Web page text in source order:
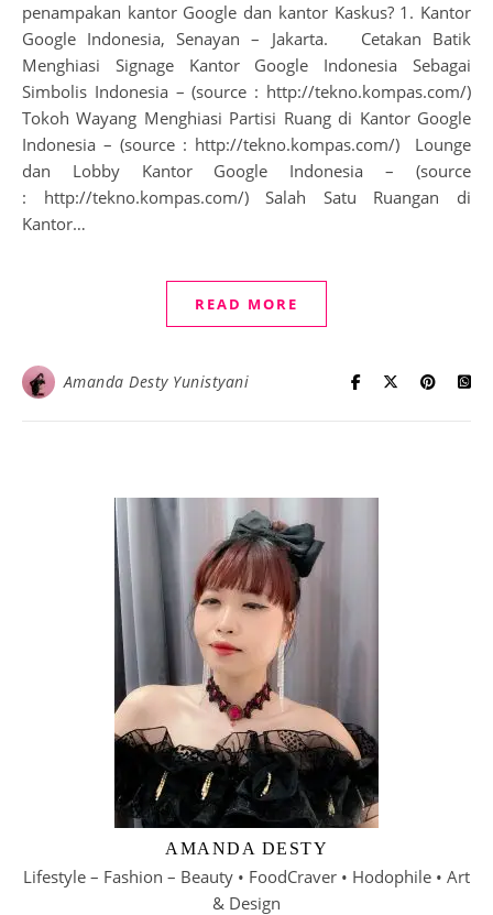
penampakan kantor Google dan kantor Kaskus? 1. Kantor
Google Indonesia, Senayan – Jakarta. Cetakan Batik
Menghiasi Signage Kantor Google Indonesia Sebagai
Simbolis Indonesia – (source : http://tekno.kompas.com/)
Tokoh Wayang Menghiasi Partisi Ruang di Kantor Google
Indonesia – (source : http://tekno.kompas.com/) Lounge
dan Lobby Kantor Google Indonesia – (source
: http://tekno.kompas.com/) Salah Satu Ruangan di
Kantor…
READ MORE
Amanda Desty Yunistyani
AMANDA DESTY
Lifestyle – Fashion – Beauty • FoodCraver • Hodophile • Art
& Design